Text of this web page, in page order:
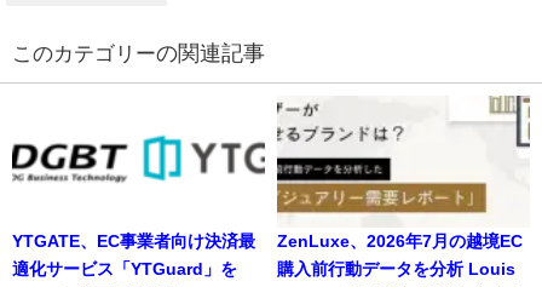
の関連記事
YTGATE、EC事業者向け決済最
適化サービス「YTGuard」を
ZenLuxe、2026年7月の越境EC
購入前行動データを分析 Louis